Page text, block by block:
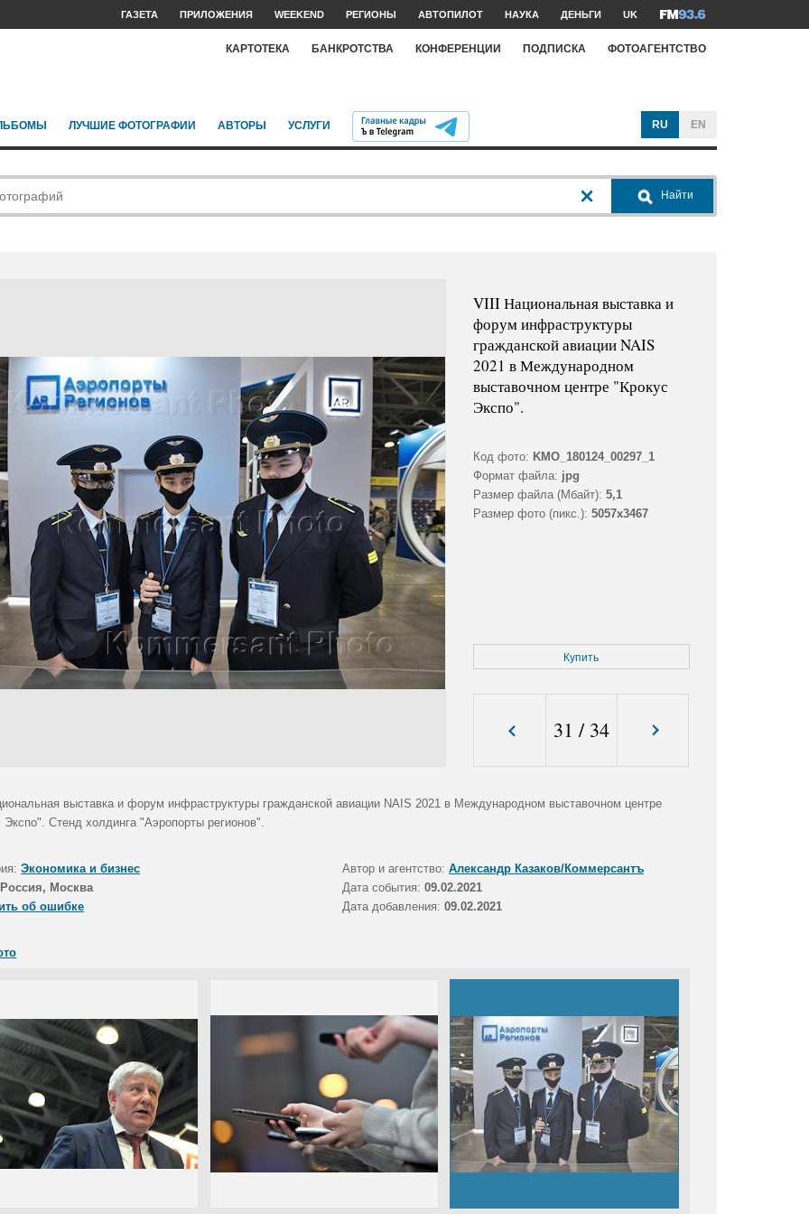
ГАЗЕТА ПРИЛОЖЕНИЯ WEEKEND РЕГИОНЫ АВТОПИЛОТ НАУКА ДЕНЬГИ UK
КАРТОТЕКА БАНКРОТСТВА КОНФЕРЕНЦИИ ПОДПИСКА ФОТОАГЕНТСТВО
ЛУЧШИЕ ФОТОГРАФИИ АВТОРЫ УСЛУГИ RU EN
Найти
VIII Национальная выставка и
форум инфраструктуры
гражданской авиации NAIS
2021 в Международном
выставочном центре "Крокус
Экспо".
Код фото: KMO_180124_00297_1
Формат файла: jpg
Размер файла (Мбайт): 5,1
Размер фото (пикс.): 5057x3467
Купить
31 / 34
выставка и форум инфраструктуры гражданской авиации NAIS 2021 в Международном выставочном центре
Экспо". Стенд холдинга "Аэропорты регионов".
Экономика и бизнес Автор и агентство: Александр Казаков/Коммерсантъ
Россия, Москва Дата события: 09.02.2021
об ошибке
Дата добавления: 09.02.2021